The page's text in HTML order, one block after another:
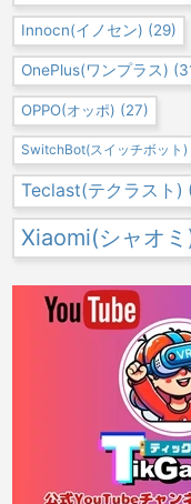
Innocn(イノセン) (29)
OnePlus(ワンプラス)
OPPO(オッポ) (27)
SwitchBot(スイッチボット)
Teclast(テクラスト)
Xiaomi(シャオミ